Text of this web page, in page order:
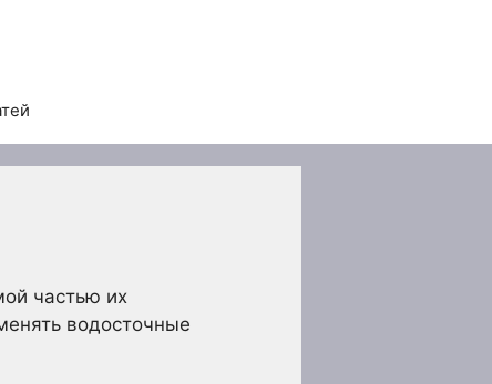
частью их
водосточные